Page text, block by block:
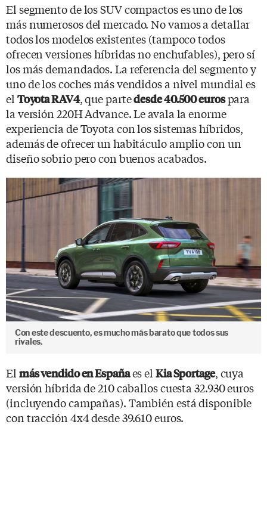
El segmento de los SUV compactos es uno de los
más numerosos del mercado. No vamos a detallar
todos los modelos existentes (tampoco todos
ofrecen versiones híbridas no enchufables), pero sí
los más demandados. La referencia del segmento y
uno de los coches más vendidos a nivel mundial es
el Toyota RAV4, que partedesde 40.500 eurospara
la versión 220H Advance. Le avala la enorme
experiencia de Toyota con los sistemas híbridos,
además de ofrecer un habitáculo amplio con un
diseño sobrio pero con buenos acabados.
Con este descuento, es mucho más barato que todos sus
rivales.
El más vendido en Españaes el Kia Sportage, cuya
versión híbrida de 210 caballos cuesta 32.930 euros
(incluyendo campañas). También está disponible
con tracción 4x4 desde 39.610 euros.